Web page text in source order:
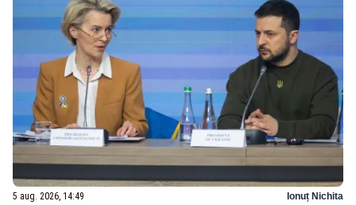
5 aug. 2026, 14:49 Ionuț Nichita